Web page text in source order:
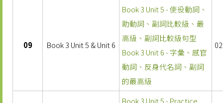
09 Book 3 Unit 5 & Unit 6
Book 3 Unit 5 - 使役動詞、
助動詞、副詞比較級、最
高級、副詞比較級句型
Book 3 Unit 6 - 字彙、感官
動詞、反身代名詞、副詞
的最高級